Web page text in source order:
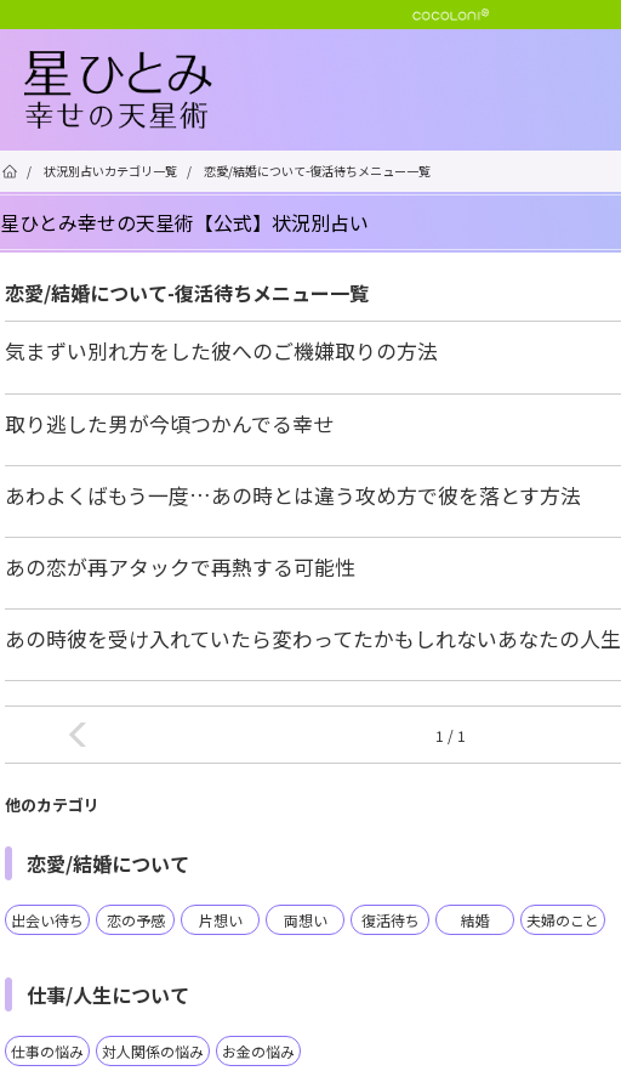
/ 状況別占いカテゴリ一覧 / 恋愛/結婚について-復活待ちメニュー一覧
星ひとみ幸せの天星術【公式】状況別占い
恋愛/結婚について-復活待ちメニュー一覧
気まずい別れ方をした彼へのご機嫌取りの方法
取り逃した男が今頃つかんでる幸せ
あわよくばもう一度…あの時とは違う攻め方で彼を落とす方法
あの恋が再アタックで再熱する可能性
あの時彼を受け入れていたら変わってたかもしれないあなたの人生
1 / 1
他のカテゴリ
恋愛/結婚について
出会い待ち 恋の予感 片想い 両想い 復活待ち 結婚 夫婦のこと
仕事/人生について
仕事の悩み 対人関係の悩み お金の悩み